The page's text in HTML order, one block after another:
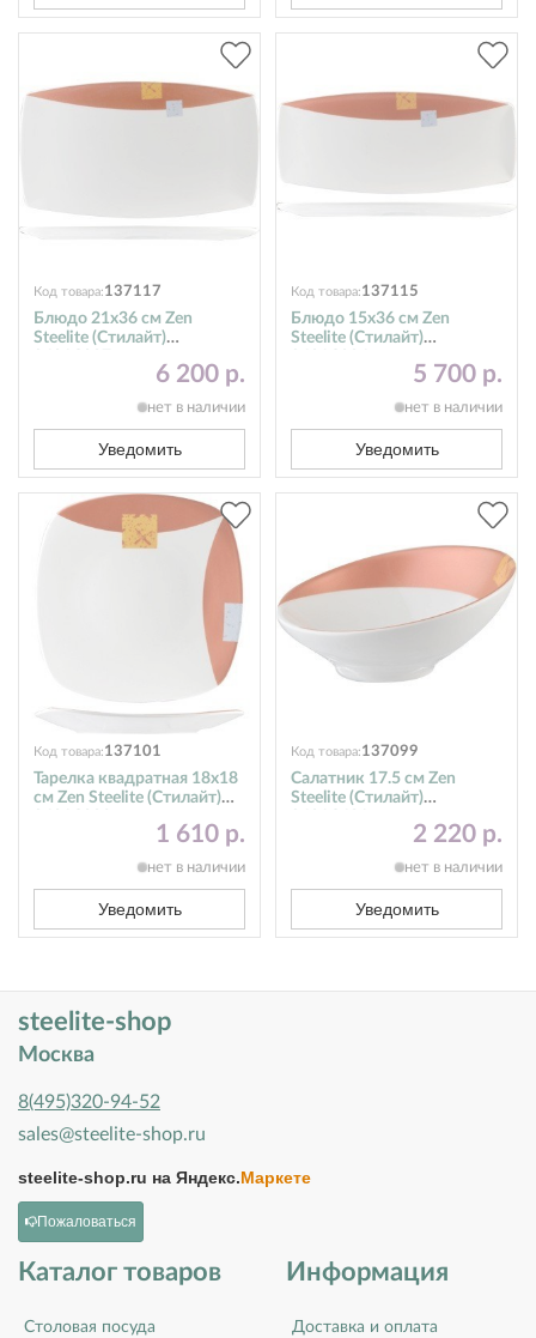
Код товара:137117
Блюдо 21х36 см Zen
Steelite (Стилайт)
6 200 р.
нет в наличии
Уведомить
Код товара:137115
Блюдо 15х36 см Zen
Steelite (Стилайт)
5 700 р.
нет в наличии
Уведомить
Код товара:137101
Тарелка квадратная 18x18
см Zen Steelite (Стилайт)
1 610 р.
нет в наличии
Уведомить
Код товара:137099
Салатник 17.5 см Zen
Steelite (Стилайт)
2 220 р.
нет в наличии
Уведомить
steelite-shop
Москва
8(495)320-94-52
sales@steelite-shop.ru
steelite-shop.ru на Яндекс.Маркете
Пожаловаться
Каталог товаров
Столовая посуда
Информация
Доставка и оплата